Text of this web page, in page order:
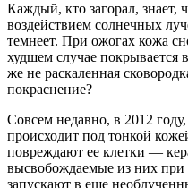
Каждый, кто загорал, знает,
воздействием солнечных
темнеет. При ожогах кожа
худшем случае
же не раскаленная
покраснение?
Совсем недавно, в 2012
происходит под тонкой
повреждают ее клетки —
высвобождаемые из них
запускают в еще